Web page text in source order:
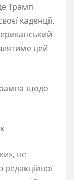
Трамп
каденції.
цей
щодо
не